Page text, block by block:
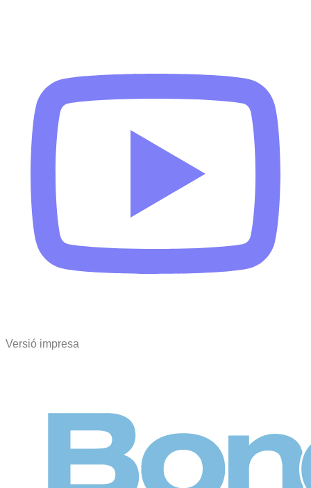
Versió impresa